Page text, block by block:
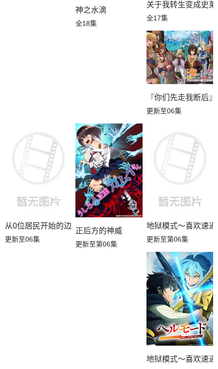
神之水滴
全18集
关于我转生变成史
全17集
『你们先走我断后
更新至06集
从0位居民开始的边境领主大人
更新至06集
正后方的神威
更新至第06集
地狱模式～喜欢速
更新至第06集
地狱模式～喜欢速